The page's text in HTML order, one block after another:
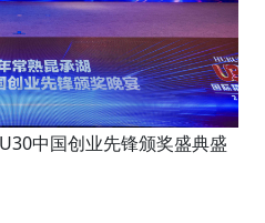
中国创业先锋颁奖盛典盛